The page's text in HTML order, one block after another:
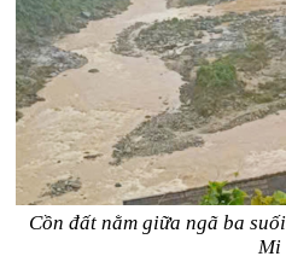
Cồn đất nằm giữa ngã ba
Mi